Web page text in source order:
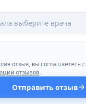
выберите врача
отзыв, вы соглашаетесь с
отзывов.
Отправить отзыв